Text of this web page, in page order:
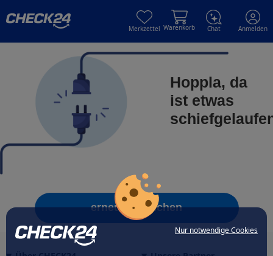
Nur notwendige Cookies
Merkzettel Warenkorb Chat Anmelden
Hoppla, da
ist etwas
erneut versuchen